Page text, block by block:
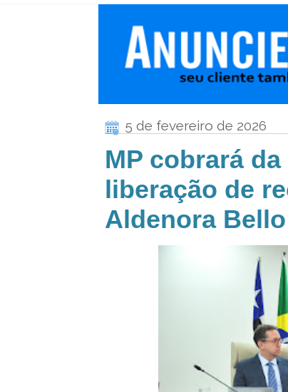
5 de fevereiro de 2026
MP cobrará
liberação de
Aldenora Bello